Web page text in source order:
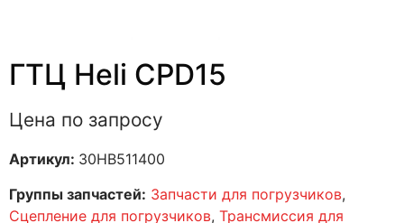
ГТЦ Heli CPD15
Цена по запросу
Артикул: 30HB511400
Группы запчастей: Запчасти для погрузчиков,
Сцепление для погрузчиков, Трансмиссия для